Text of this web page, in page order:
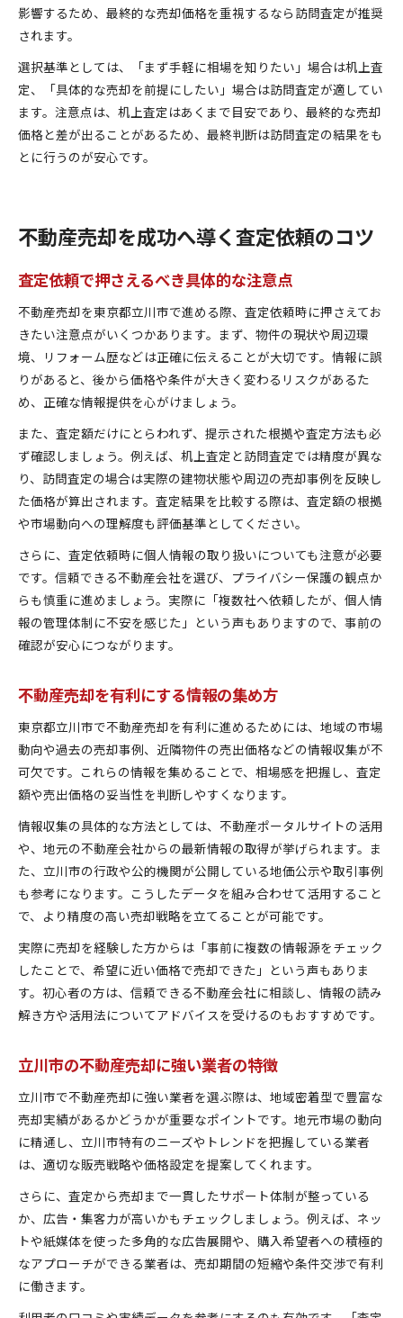
影響するため、最終的な売却価格を重視するなら訪問査定が推奨
されます。
選択基準としては、「まず手軽に相場を知りたい」場合は机上査
定、「具体的な売却を前提にしたい」場合は訪問査定が適してい
ます。注意点は、机上査定はあくまで目安であり、最終的な売却
価格と差が出ることがあるため、最終判断は訪問査定の結果をも
とに行うのが安心です。
不動産売却を成功へ導く査定依頼のコツ
査定依頼で押さえるべき具体的な注意点
不動産売却を東京都立川市で進める際、査定依頼時に押さえてお
きたい注意点がいくつかあります。まず、物件の現状や周辺環
境、リフォーム歴などは正確に伝えることが大切です。情報に誤
りがあると、後から価格や条件が大きく変わるリスクがあるた
め、正確な情報提供を心がけましょう。
また、査定額だけにとらわれず、提示された根拠や査定方法も必
ず確認しましょう。例えば、机上査定と訪問査定では精度が異な
り、訪問査定の場合は実際の建物状態や周辺の売却事例を反映し
た価格が算出されます。査定結果を比較する際は、査定額の根拠
や市場動向への理解度も評価基準としてください。
さらに、査定依頼時に個人情報の取り扱いについても注意が必要
です。信頼できる不動産会社を選び、プライバシー保護の観点か
らも慎重に進めましょう。実際に「複数社へ依頼したが、個人情
報の管理体制に不安を感じた」という声もありますので、事前の
確認が安心につながります。
不動産売却を有利にする情報の集め方
東京都立川市で不動産売却を有利に進めるためには、地域の市場
動向や過去の売却事例、近隣物件の売出価格などの情報収集が不
可欠です。これらの情報を集めることで、相場感を把握し、査定
額や売出価格の妥当性を判断しやすくなります。
情報収集の具体的な方法としては、不動産ポータルサイトの活用
や、地元の不動産会社からの最新情報の取得が挙げられます。ま
た、立川市の行政や公的機関が公開している地価公示や取引事例
も参考になります。こうしたデータを組み合わせて活用すること
で、より精度の高い売却戦略を立てることが可能です。
実際に売却を経験した方からは「事前に複数の情報源をチェック
したことで、希望に近い価格で売却できた」という声もありま
す。初心者の方は、信頼できる不動産会社に相談し、情報の読み
解き方や活用法についてアドバイスを受けるのもおすすめです。
立川市の不動産売却に強い業者の特徴
立川市で不動産売却に強い業者を選ぶ際は、地域密着型で豊富な
売却実績があるかどうかが重要なポイントです。地元市場の動向
に精通し、立川市特有のニーズやトレンドを把握している業者
は、適切な販売戦略や価格設定を提案してくれます。
さらに、査定から売却まで一貫したサポート体制が整っている
か、広告・集客力が高いかもチェックしましょう。例えば、ネッ
トや紙媒体を使った多角的な広告展開や、購入希望者への積極的
なアプローチができる業者は、売却期間の短縮や条件交渉で有利
に働きます。